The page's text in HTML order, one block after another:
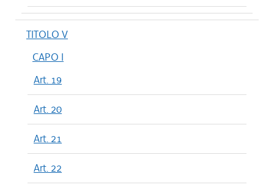
TITOLO V
CAPO I
Art. 19
Art. 20
Art. 21
Art. 22